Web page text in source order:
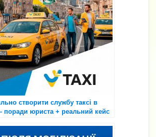
створити службу таксі в
юриста + реальний кейс